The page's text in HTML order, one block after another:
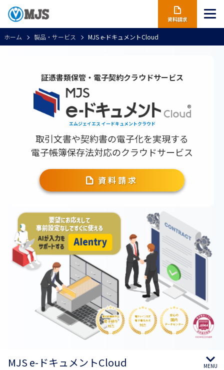
資料請求
ホーム 製品・サービス MJS e-ドキュメントCloud
証憑書類保管・電子契約クラウドサービス
エムジェイエス イードキュメントクラウド
取引文書や契約書の電子化を実現する
電子帳簿保存法対応のクラウドサービス
資料請求
MJS e-ドキュメントCloud MENU